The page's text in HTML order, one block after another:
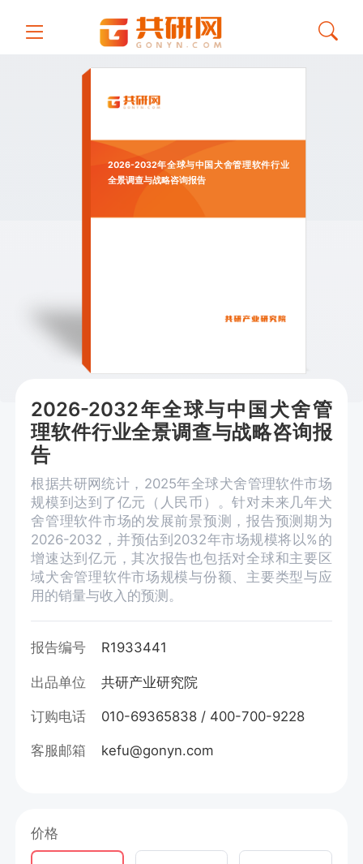
2026-2032年全球与中国犬舍管理软件行业
全景调查与战略咨询报告
2026-2032年全球与中国犬舍管
理软件行业全景调查与战略咨询报
告
根据共研网统计，2025年全球犬舍管理软件市场
规模到达到了亿元（人民币）。针对未来几年犬
舍管理软件市场的发展前景预测，报告预测期为
2026-2032，并预估到2032年市场规模将以%的
增速达到亿元，其次报告也包括对全球和主要区
域犬舍管理软件市场规模与份额、主要类型与应
用的销量与收入的预测。
报告编号 R1933441
出品单位 共研产业研究院
订购电话 010-69365838 / 400-700-9228
客服邮箱 kefu@gonyn.com
价格